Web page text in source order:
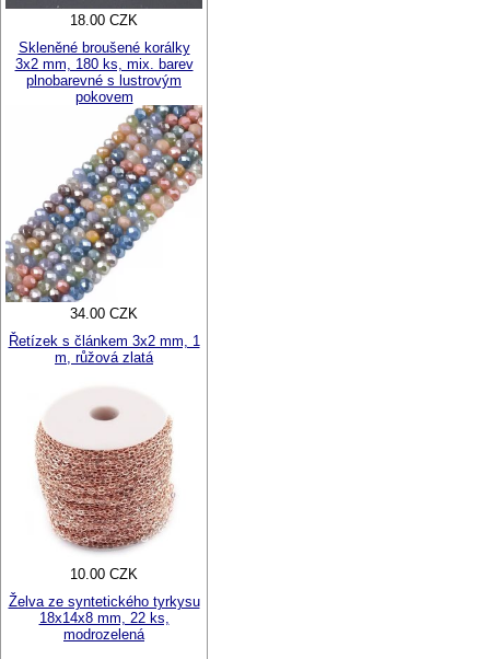
18.00 CZK
Skleněné broušené korálky
3x2 mm, 180 ks, mix. barev
plnobarevné s lustrovým
pokovem
34.00 CZK
Řetízek s článkem 3x2 mm, 1
m, růžová zlatá
10.00 CZK
Želva ze syntetického tyrkysu
18x14x8 mm, 22 ks,
modrozelená